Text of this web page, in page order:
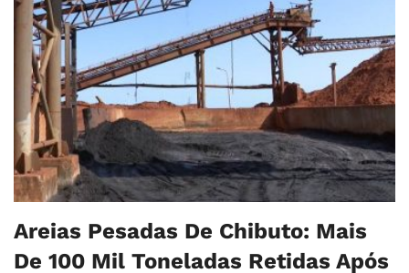
Areias Pesadas De Chibuto: Mais
De 100 Mil Toneladas Retidas Após